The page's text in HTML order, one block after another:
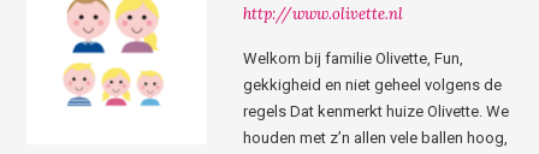
http://www.olivette.nl
Welkom bij familie Olivette, Fun,
gekkigheid en niet geheel volgens de
regels Dat kenmerkt huize Olivette. We
houden met z’n allen vele ballen hoog,